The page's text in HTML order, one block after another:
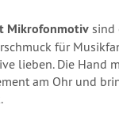
Mikrofonmotiv sind
für
lieben. Die Hand
am Ohr und